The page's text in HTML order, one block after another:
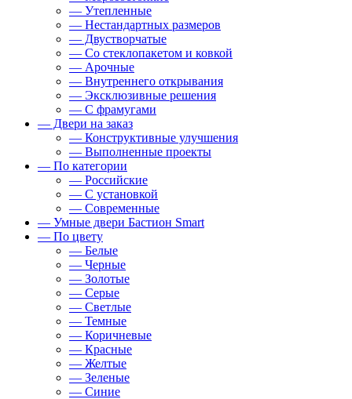
— Утепленные
— Нестандартных размеров
— Двустворчатые
— Со стеклопакетом и ковкой
— Арочные
— Внутреннего открывания
— Эксклюзивные решения
— С фрамугами
— Двери на заказ
— Конструктивные улучшения
— Выполненные проекты
— По категории
— Российские
— С установкой
— Современные
— Умные двери Бастион Smart
— По цвету
— Белые
— Черные
— Золотые
— Серые
— Светлые
— Темные
— Коричневые
— Красные
— Желтые
— Зеленые
— Синие